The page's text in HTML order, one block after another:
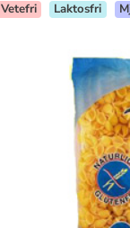
Vetefri Laktosfri